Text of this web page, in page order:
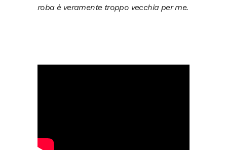
roba è veramente troppo vecchia per me.